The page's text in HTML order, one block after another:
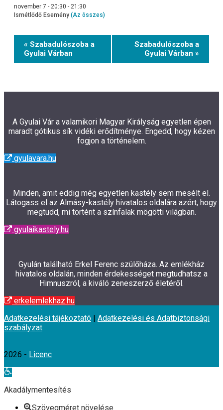
november 7 - 20:30 - 21:30
Ismétlődő Esemény (Az összes)
Event
Navigation
« Szabadulószoba a
Gyulai Várban
Szabadulószoba a
Gyulai Várban »
A Gyulai Vár a valamikori Magyar Királyság egyetlen épen
maradt gótikus sík vidéki erődítménye. Engedd, hogy kézen
fogjon a történelem.
gyulavara.hu
Minden, amit eddig még egyetlen kastély sem mesélt el.
Látogass el az Almásy-kastély hivatalos oldalára azért, hogy
megtudd, mi történt a színfalak mögötti világban.
gyulaikastely.hu
Gyulán található Erkel Ferenc szülőháza. Az emlékház
hivatalos oldalán, minden érdekességet megtudhatsz a
Himnuszról, a kiváló zeneszerző életéről.
erkelemlekhaz.hu
Adatkezelési tájékoztató | Adatkezelési és Adatbiztonsági
szabályzat
2026 - Licenc
Eszköztár
Akadálymentesítés
Szövegméret növelése